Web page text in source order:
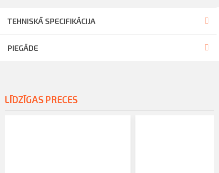
TEHNISKĀ SPECIFIKĀCIJA
PIEGĀDE
LĪDZĪGAS PRECES